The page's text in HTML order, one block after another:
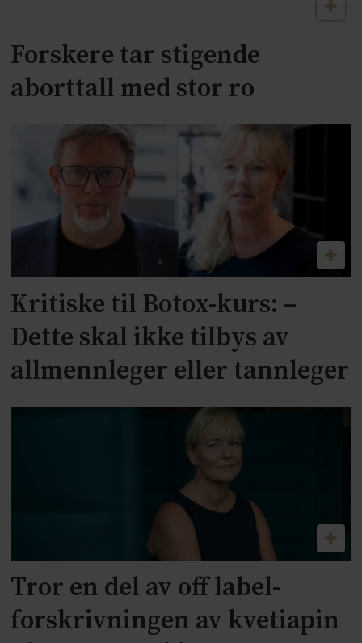
Forskere tar stigende
aborttall med stor ro
Kritiske til Botox-kurs: –
Dette skal ikke tilbys av
allmennleger eller tannleger
Tror en del av off label-
forskrivningen av kvetiapin